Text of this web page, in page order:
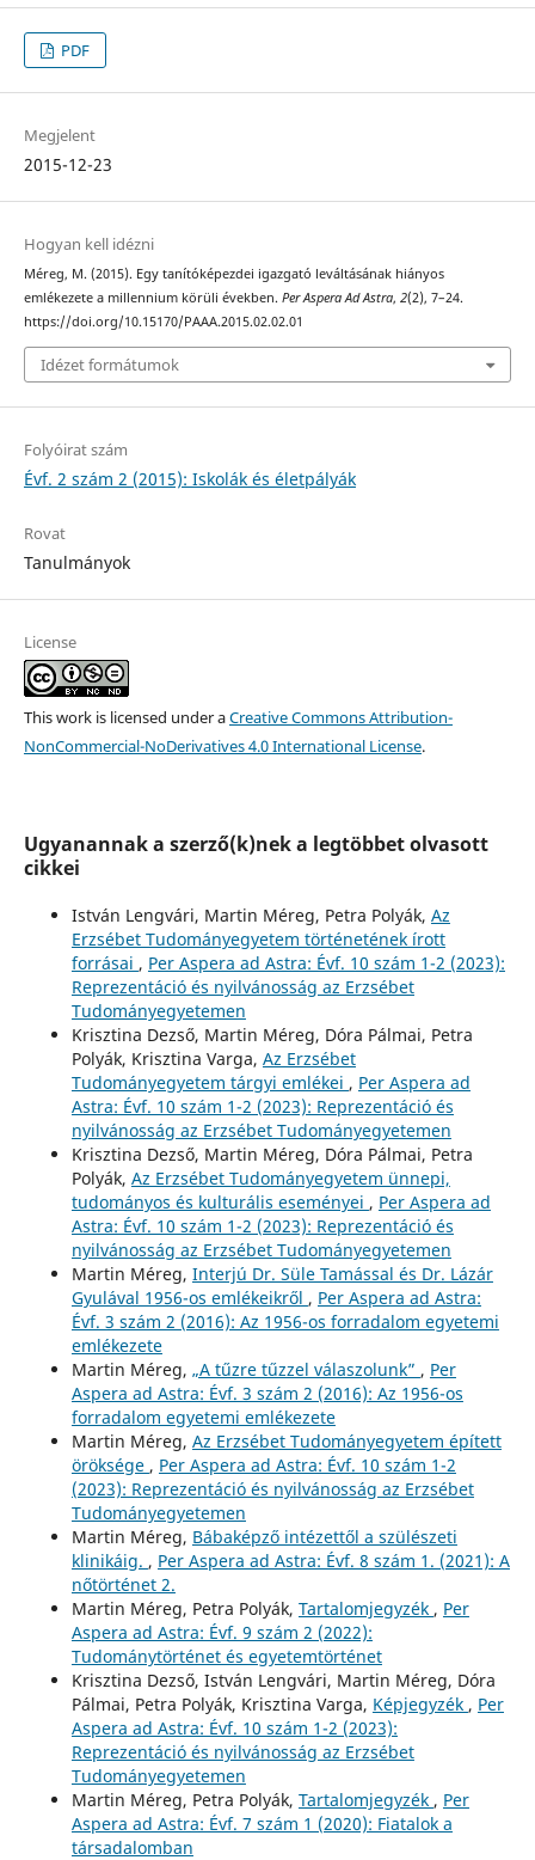
PDF
Megjelent
2015-12-23
Hogyan kell idézni
Méreg, M. (2015). Egy tanítóképezdei igazgató leváltásának hiányos
emlékezete a millennium körüli években. Per Aspera Ad Astra, 2(2), 7–24.
https://doi.org/10.15170/PAAA.2015.02.02.01
Idézet formátumok
Folyóirat szám
Évf. 2 szám 2 (2015): Iskolák és életpályák
Rovat
Tanulmányok
License
This work is licensed under aCreative Commons Attribution-
NonCommercial-NoDerivatives 4.0 International License.
Ugyanannak a szerző(k)nek a legtöbbet olvasott
cikkei
István Lengvári, Martin Méreg, Petra Polyák, Az
Erzsébet Tudományegyetem történetének írott
forrásai , Per Aspera ad Astra: Évf. 10 szám 1-2 (2023):
Reprezentáció és nyilvánosság az Erzsébet
Tudományegyetemen
Krisztina Dezső, Martin Méreg, Dóra Pálmai, Petra
Polyák, Krisztina Varga, Az Erzsébet
Tudományegyetem tárgyi emlékei , Per Aspera ad
Astra: Évf. 10 szám 1-2 (2023): Reprezentáció és
nyilvánosság az Erzsébet Tudományegyetemen
Krisztina Dezső, Martin Méreg, Dóra Pálmai, Petra
Polyák, Az Erzsébet Tudományegyetem ünnepi,
tudományos és kulturális eseményei , Per Aspera ad
Astra: Évf. 10 szám 1-2 (2023): Reprezentáció és
nyilvánosság az Erzsébet Tudományegyetemen
Martin Méreg, Interjú Dr. Süle Tamással és Dr. Lázár
Gyulával 1956-os emlékeikről , Per Aspera ad Astra:
Évf. 3 szám 2 (2016): Az 1956-os forradalom egyetemi
emlékezete
Martin Méreg, „A tűzre tűzzel válaszolunk” , Per
Aspera ad Astra: Évf. 3 szám 2 (2016): Az 1956-os
forradalom egyetemi emlékezete
Martin Méreg, Az Erzsébet Tudományegyetem épített
öröksége , Per Aspera ad Astra: Évf. 10 szám 1-2
(2023): Reprezentáció és nyilvánosság az Erzsébet
Tudományegyetemen
Martin Méreg, Bábaképző intézettől a szülészeti
klinikáig. , Per Aspera ad Astra: Évf. 8 szám 1. (2021): A
nőtörténet 2.
Martin Méreg, Petra Polyák, Tartalomjegyzék , Per
Aspera ad Astra: Évf. 9 szám 2 (2022):
Tudománytörténet és egyetemtörténet
Krisztina Dezső, István Lengvári, Martin Méreg, Dóra
Pálmai, Petra Polyák, Krisztina Varga, Képjegyzék , Per
Aspera ad Astra: Évf. 10 szám 1-2 (2023):
Reprezentáció és nyilvánosság az Erzsébet
Tudományegyetemen
Martin Méreg, Petra Polyák, Tartalomjegyzék , Per
Aspera ad Astra: Évf. 7 szám 1 (2020): Fiatalok a
társadalomban